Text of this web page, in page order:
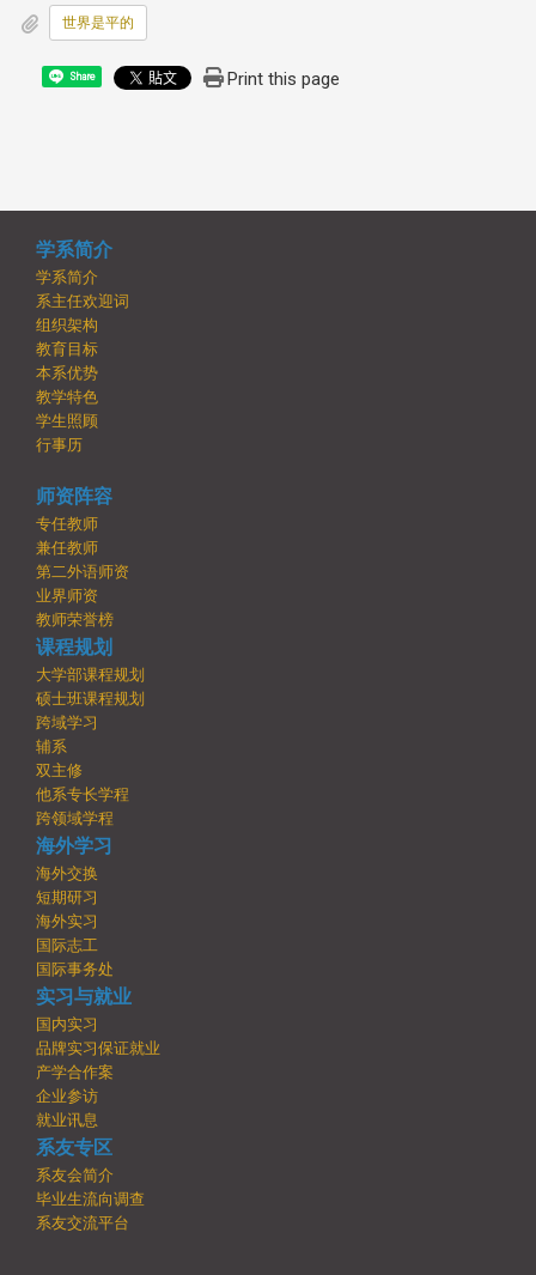
世界是平的
Share Print this page
学系简介
学系简介
系主任欢迎词
组织架构
教育目标
本系优势
教学特色
学生照顾
行事历
师资阵容
专任教师
兼任教师
第二外语师资
业界师资
教师荣誉榜
课程规划
大学部课程规划
硕士班课程规划
跨域学习
辅系
双主修
他系专长学程
跨领域学程
海外学习
海外交换
短期研习
海外实习
国际志工
国际事务处
实习与就业
国内实习
品牌实习保证就业
产学合作案
企业参访
就业讯息
系友专区
系友会简介
毕业生流向调查
系友交流平台